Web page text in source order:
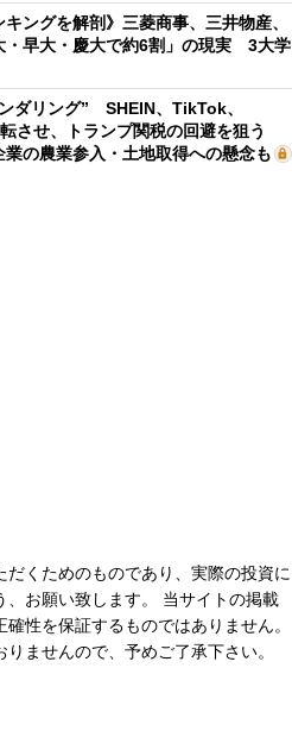
ングを解剖》三菱商事、三井物産、
・早大・慶大で約6割」の現実 3大学
ダリング” SHEIN、TikTok、
させ、トランプ関税の回避を狙う
の農業参入・土地取得への懸念も
くためのものであり、実際の投資に
お願い致します。 当サイトの掲載
性を保証するものではありません。
ませんので、予めご了承下さい。